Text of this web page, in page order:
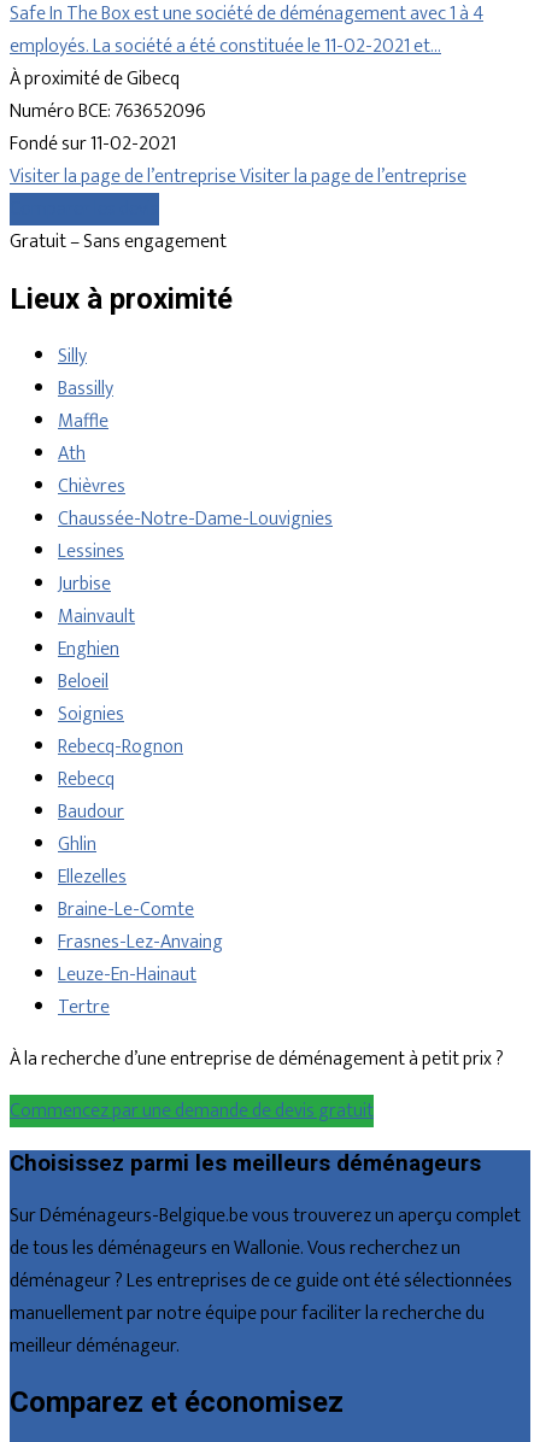
Safe In The Box est une société de déménagement avec 1 à 4
employés. La société a été constituée le 11-02-2021 et…
À proximité de Gibecq
Numéro BCE: 763652096
Fondé sur 11-02-2021
Visiter la page de l’entrepriseVisiter la page de l’entreprise
Gratuit – Sans engagement
Lieux à proximité
Silly
Bassilly
Maffle
Ath
Chièvres
Chaussée-Notre-Dame-Louvignies
Lessines
Jurbise
Mainvault
Enghien
Beloeil
Soignies
Rebecq-Rognon
Rebecq
Baudour
Ghlin
Ellezelles
Braine-Le-Comte
Frasnes-Lez-Anvaing
Leuze-En-Hainaut
Tertre
À la recherche d’une entreprise de déménagement à petit prix ?
Commencez par une demande de devis gratuit
Choisissez parmi les meilleurs déménageurs
Sur Déménageurs-Belgique.be vous trouverez un aperçu complet
de tous les déménageurs en Wallonie. Vous recherchez un
déménageur ? Les entreprises de ce guide ont été sélectionnées
manuellement par notre équipe pour faciliter la recherche du
meilleur déménageur.
Comparez et économisez